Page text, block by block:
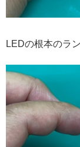
LEDの根本のラ